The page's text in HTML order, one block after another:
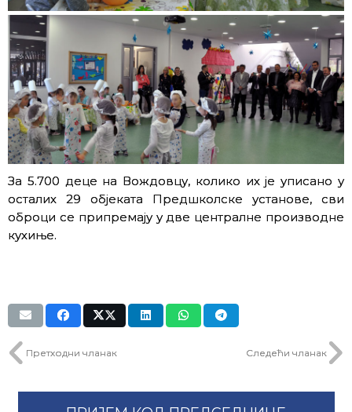
За 5.700 деце на Вождовцу, колико их је уписано у
осталих 29 објеката Предшколске установе, сви
оброци се припремају у две централне производне
кухиње.
Претходни чланак Следећи чланак